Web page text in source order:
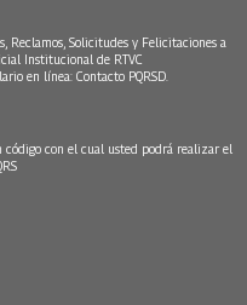
Reclamos, Solicitudes y Felicitaciones a
Institucional de RTVC
en línea: Contacto PQRSD.
con el cual usted podrá realizar el